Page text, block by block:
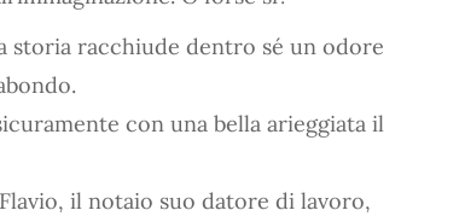
storia racchiude dentro sé un odore
con una bella arieggiata il
il notaio suo datore di lavoro,